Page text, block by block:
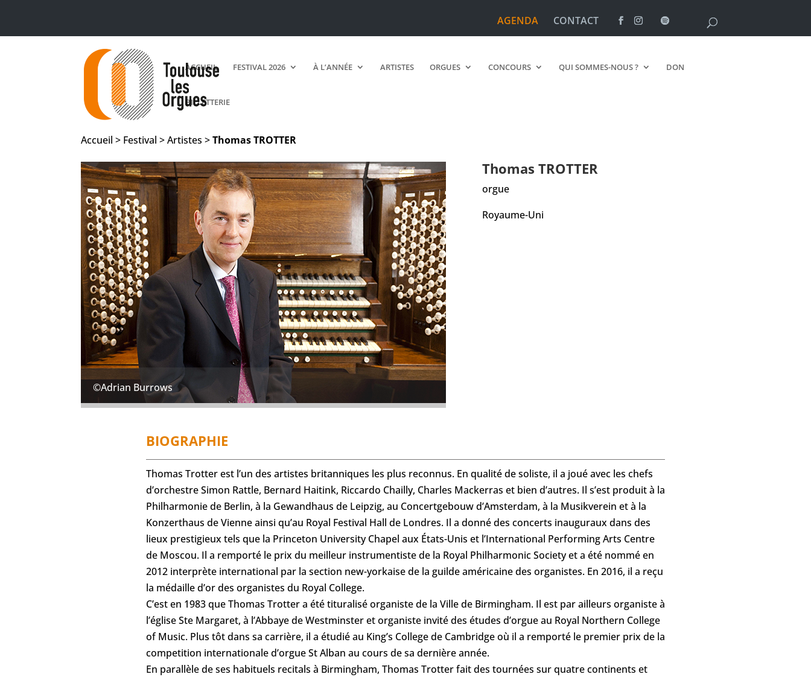
AGENDA CONTACT
ACCUEIL FESTIVAL 2026 À L’ANNÉE ARTISTES ORGUES CONCOURS QUI SOMMES-NOUS ? DON
BILLETTERIE
Accueil > Festival > Artistes >ThomasTROTTER
©Adrian Burrows
Thomas TROTTER
orgue
Royaume-Uni
BIOGRAPHIE
Thomas Trotter est l’un des artistes britanniques les plus reconnus. En qualité de soliste, il a joué avec les chefs
d’orchestre Simon Rattle, Bernard Haitink, Riccardo Chailly, Charles Mackerras et bien d’autres. Il s’est produit à la
Philharmonie de Berlin, à la Gewandhaus de Leipzig, au Concertgebouw d’Amsterdam, à la Musikverein et à la
Konzerthaus de Vienne ainsi qu’au Royal Festival Hall de Londres. Il a donné des concerts inauguraux dans des
lieux prestigieux tels que la Princeton University Chapel aux États-Unis et l’International Performing Arts Centre
de Moscou. Il a remporté le prix du meilleur instrumentiste de la Royal Philharmonic Society et a été nommé en
2012 interprète international par la section new-yorkaise de la guilde américaine des organistes. En 2016, il a reçu
la médaille d’or des organistes du Royal College.
C’est en 1983 que Thomas Trotter a été tituralisé organiste de la Ville de Birmingham. Il est par ailleurs organiste à
l’église Ste Margaret, à l’Abbaye de Westminster et organiste invité des études d’orgue au Royal Northern College
of Music. Plus tôt dans sa carrière, il a étudié au King’s College de Cambridge où il a remporté le premier prix de la
competition internationale d’orgue St Alban au cours de sa dernière année.
En parallèle de ses habituels recitals à Birmingham, Thomas Trotter fait des tournées sur quatre continents et